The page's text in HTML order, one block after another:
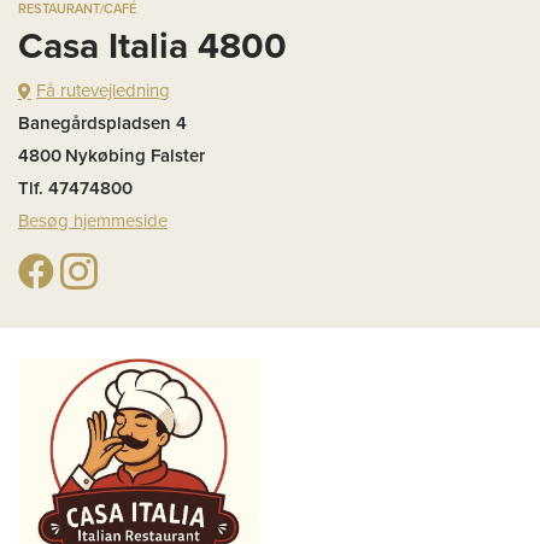
RESTAURANT/CAFÉ
Casa Italia 4800
Få rutevejledning
Banegårdspladsen 4
4800 Nykøbing Falster
Tlf. 47474800
Besøg hjemmeside